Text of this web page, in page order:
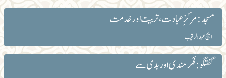
مسجد: مرکزِ عبادت، تربیت اور خدمت
ایچ عبدالرقیب
گفتگو: فکرمندی اور بدی سے